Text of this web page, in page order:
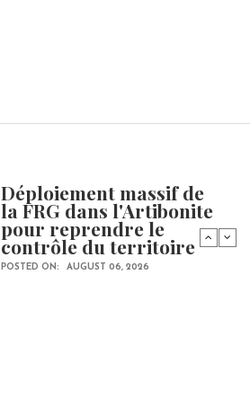
Déploiement massif de
la FRG dans l'Artibonite
pour reprendre le
contrôle du territoire
POSTED ON: AUGUST 06, 2026